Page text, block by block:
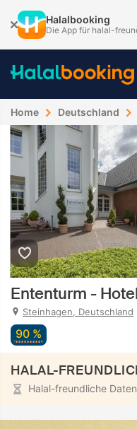
Halalbooking
Die App für halal-
Home Deutschland
Ententurm -
Steinhagen, Deutschland
90 %
HALAL-
Halal-freundliche